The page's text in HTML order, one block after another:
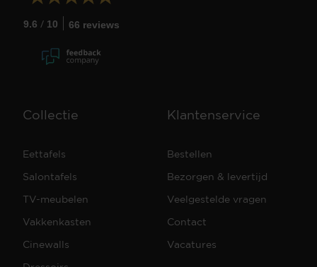
9.6 / 10 66 reviews
Collectie
Eettafels
Salontafels
TV-meubelen
Vakkenkasten
Cinewalls
Klantenservice
Bestellen
Bezorgen & levertijd
Veelgestelde vragen
Contact
Vacatures